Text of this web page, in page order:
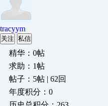
tracyym
关注 私信
精华：0帖
求助：1帖
帖子：5帖 | 62回
年度积分：0